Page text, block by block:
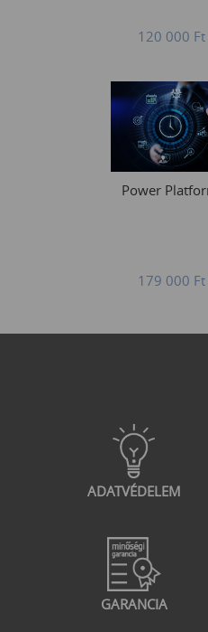
120 000 Ft
Power
179 000 Ft
ADATVÉDELEM
GARANCIA